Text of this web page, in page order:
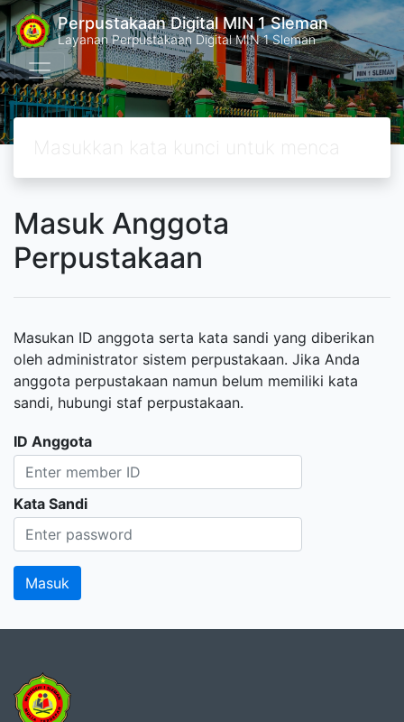
Perpustakaan Digital MIN 1 Sleman
Layanan Perpustakaan Digital MIN 1 Sleman
Masuk Anggota
Perpustakaan
Masukan ID anggota serta kata sandi yang diberikan
oleh administrator sistem perpustakaan. Jika Anda
anggota perpustakaan namun belum memiliki kata
sandi, hubungi staf perpustakaan.
ID Anggota
Kata Sandi